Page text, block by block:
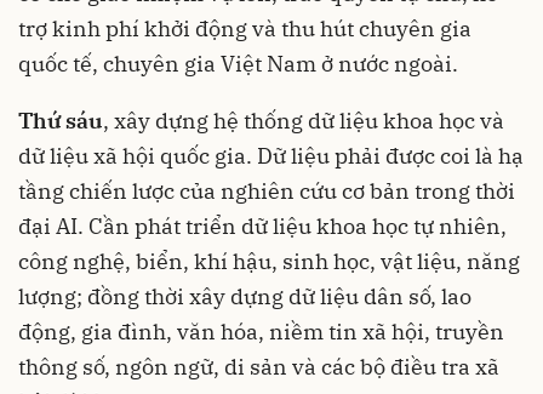
trợ kinh phí khởi động và thu hút chuyên gia
quốc tế, chuyên gia Việt Nam ở nước ngoài.
Thứ sáu, xây dựng hệ thống dữ liệu khoa học và
dữ liệu xã hội quốc gia. Dữ liệu phải được coi là hạ
tầng chiến lược của nghiên cứu cơ bản trong thời
đại AI. Cần phát triển dữ liệu khoa học tự nhiên,
công nghệ, biển, khí hậu, sinh học, vật liệu, năng
lượng; đồng thời xây dựng dữ liệu dân số, lao
động, gia đình, văn hóa, niềm tin xã hội, truyền
thông số, ngôn ngữ, di sản và các bộ điều tra xã